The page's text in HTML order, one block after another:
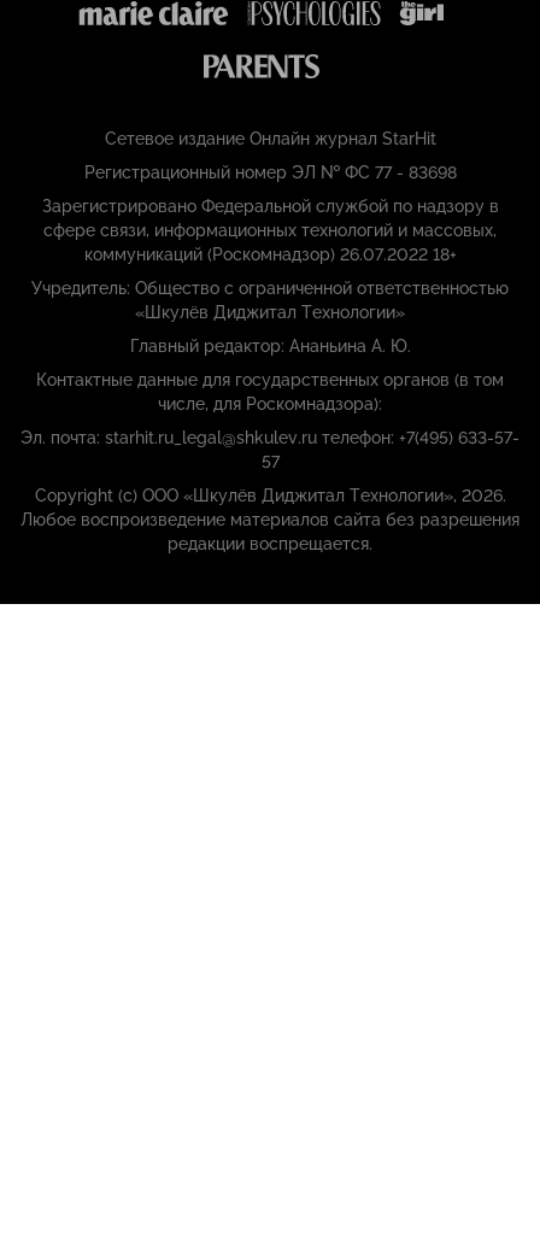
Сетевое издание Онлайн журнал StarHit
Регистрационный номер ЭЛ № ФС 77 - 83698
Зарегистрировано Федеральной службой по надзору в
сфере связи, информационных технологий и массовых,
коммуникаций (Роскомнадзор) 26.07.2022 18+
Учредитель: Общество с ограниченной ответственностью
«Шкулёв Диджитал Технологии»
Главный редактор: Ананьина А. Ю.
Контактные данные для государственных органов (в том
числе, для Роскомнадзора):
Эл. почта: starhit.ru_legal@shkulev.ru телефон: +7(495) 633-57-
57
Copyright (с) ООО «Шкулёв Диджитал Технологии», 2026.
Любое воспроизведение материалов сайта без разрешения
редакции воспрещается.